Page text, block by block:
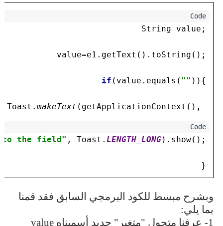
String value;
value=e1.getText().toString();
if (value.equals( "" )){
Toast. makeText (getApplicationContext(),
the field" , Toast. LENGTH_LONG).show();
}
وبشرح مبسط للكود البرمجي السابق فقد قمنا
بما يلي:
1- عرفنا متحول "متغير" جديد أسميناه
value